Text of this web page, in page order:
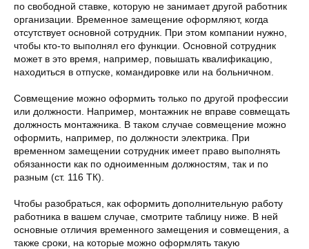
по свободной ставке, которую не занимает другой работник
организации. Временное замещение оформляют, когда
отсутствует основной сотрудник. При этом компании нужно,
чтобы кто-то выполнял его функции. Основной сотрудник
может в это время, например, повышать квалификацию,
находиться в отпуске, командировке или на больничном.
Совмещение можно оформить только по другой профессии
или должности. Например, монтажник не вправе совмещать
должность монтажника. В таком случае совмещение можно
оформить, например, по должности электрика. При
временном замещении сотрудник имеет право выполнять
обязанности как по одноименным должностям, так и по
разным (ст. 116 ТК).
Чтобы разобраться, как оформить дополнительную работу
работника в вашем случае, смотрите таблицу ниже. В ней
основные отличия временного замещения и совмещения, а
также сроки, на которые можно оформлять такую